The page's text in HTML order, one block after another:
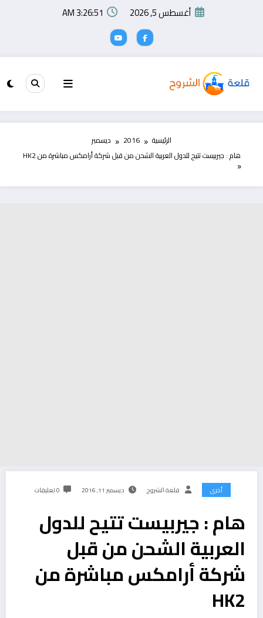
أغسطس 5, 2026 3:26:52 AM
الرئيسية 2016
ديسمبر
هام : جيربيست تتيح للدول العربية الشحن من قبل شركة أرامكس مباشرة من HK2
أخرى قلعة الشروح ديسمبر 11, 2016 0 تعليقات
هام : جيربيست تتيح للدول
العربية الشحن من قبل
شركة أرامكس مباشرة من
HK2